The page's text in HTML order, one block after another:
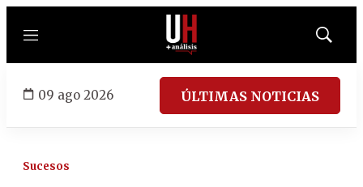
Menú
Mostrar
09 ago 2026 ÚLTIMAS NOTICIAS
Sucesos